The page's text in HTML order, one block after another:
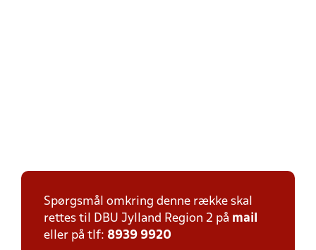
Spørgsmål omkring denne række skal
rettes til DBU Jylland Region 2 på mail
eller på tlf: 8939 9920